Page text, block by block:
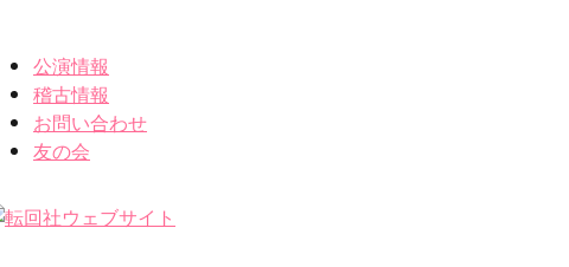
公演情報
稽古情報
お問い合わせ
友の会